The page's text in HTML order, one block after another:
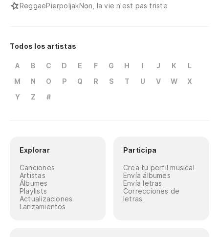
ReggaePierpoljakNon, la vie n'est pas triste
Todos los artistas
A B C D E F G H I J K
L
M
N O P Q R S T U V W
X
Y
Z #
Explorar
Canciones
Artistas
Álbumes
Playlists
Actualizaciones
Lanzamientos
Participa
Crea tu perfil musical
Envía álbumes
Envía letras
Correcciones de
letras